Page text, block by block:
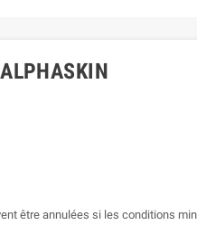
être annulées si les conditions